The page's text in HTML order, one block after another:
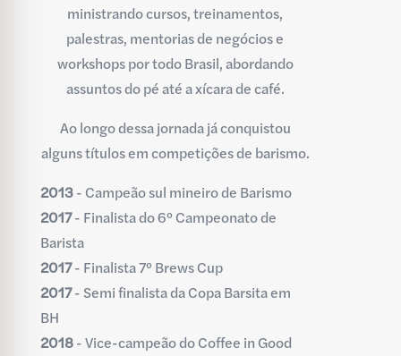
ministrando cursos, treinamentos,
palestras, mentorias de negócios e
workshops por todo Brasil, abordando
assuntos do pé até a xícara de café.
Ao longo dessa jornada já conquistou
alguns títulos em competições de barismo.
2013- Campeão sul mineiro de Barismo
2017- Finalista do 6º Campeonato de
Barista
2017- Finalista 7º Brews Cup
2017- Semi finalista da Copa Barsita em
BH
2018- Vice-campeão do Coffee in Good